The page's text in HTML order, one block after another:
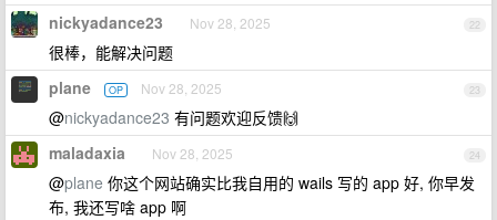
22
nickyadance23 Nov 28, 2025
很棒，能解决问题
23
plane OP Nov 28, 2025
@nickyadance23 有问题欢迎反馈🙌
24
maladaxia Nov 28, 2025
@plane 你这个网站确实比我自用的 wails 写的 app 好, 你早发
布, 我还写啥 app 啊